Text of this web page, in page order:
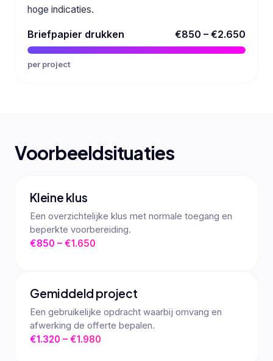
hoge indicaties.
Briefpapier drukken €850 – €2.650
per project
Voorbeeldsituaties
Kleine klus
Een overzichtelijke klus met normale toegang en
beperkte voorbereiding.
€850 – €1.650
Gemiddeld project
Een gebruikelijke opdracht waarbij omvang en
afwerking de offerte bepalen.
€1.320 – €1.980